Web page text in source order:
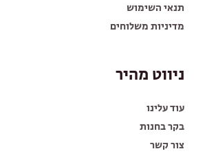
תנאי השימוש
מדיניות משלוחים
ניווט מהיר
עוד עלינו
בקר בחנות
צור קשר